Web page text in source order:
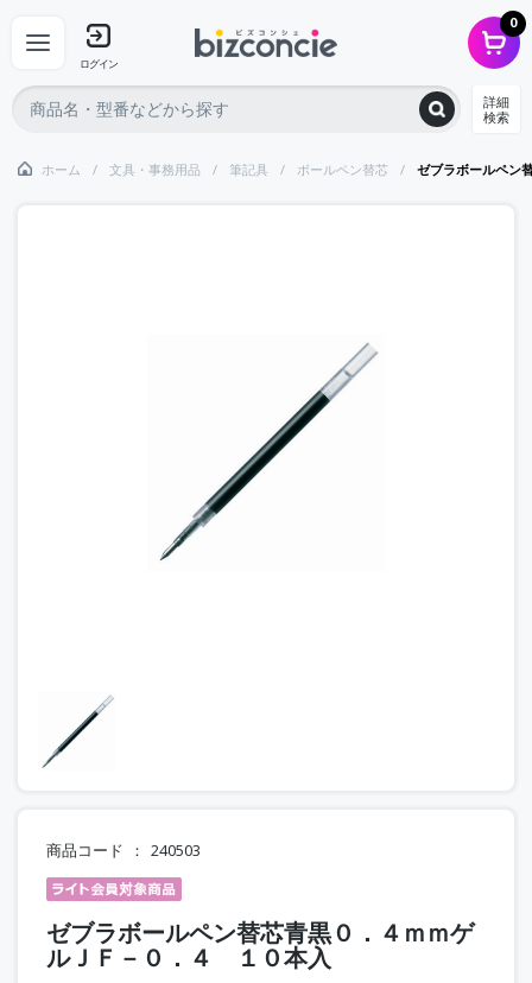
ログイン
0
詳細
検索
ホーム 文具・事務用品 筆記具 ボールペン替芯 ゼブラボールペン
商品コード 240503
ゼブラボールペン替芯青黒０．４ｍｍゲ
ルＪＦ－０．４ １０本入